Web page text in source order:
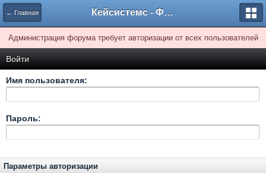
← Главная Кейсистемс - Форумы
Администрация форума требует авторизации от всех пользователей
Войти
Имя пользователя:
Пароль:
Параметры авторизации